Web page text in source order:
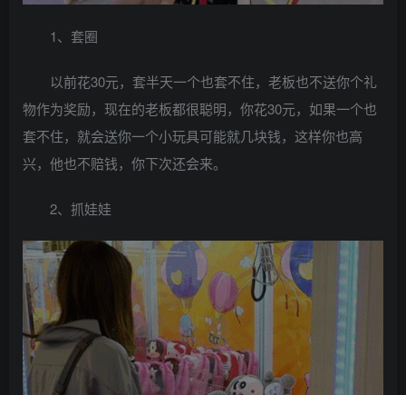
1、套圈
以前花30元，套半天一个也套不住，老板也不送你个礼
物作为奖励，现在的老板都很聪明，你花30元，如果一个也
套不住，就会送你一个小玩具可能就几块钱，这样你也高
兴，他也不赔钱，你下次还会来。
2、抓娃娃